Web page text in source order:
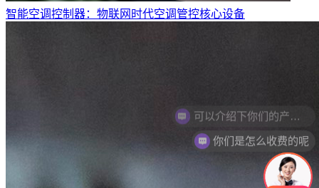
智能空调控制器：物联网时代空调管控核心设备
你们是怎么收费的呢